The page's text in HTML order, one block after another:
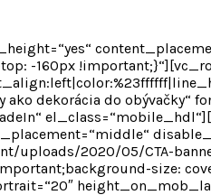
-160px
dekorácia do
uploads/2020/05/CTA-
size: